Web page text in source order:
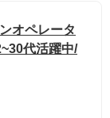
オペレータ
代活躍中/